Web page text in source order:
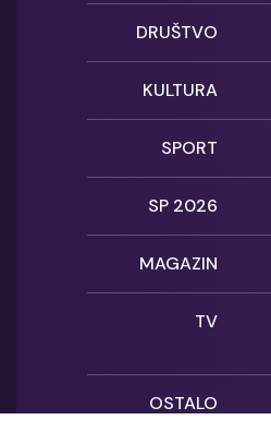
DRUŠTVO
KULTURA
SPORT
SP 2026
MAGAZIN
TV
OSTALO